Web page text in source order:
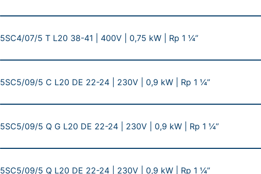
5SC4/07/5 T L20 38-41 | 400V | 0,75 kW | Rp 1 ¼”
5SC5/09/5 C L20 DE 22-24 | 230V | 0,9 kW | Rp 1 ¼”
5SC5/09/5 Q G L20 DE 22-24 | 230V | 0,9 kW | Rp 1 ¼”
5SC5/09/5 Q L20 DE 22-24 | 230V | 0,9 kW | Rp 1 ¼”